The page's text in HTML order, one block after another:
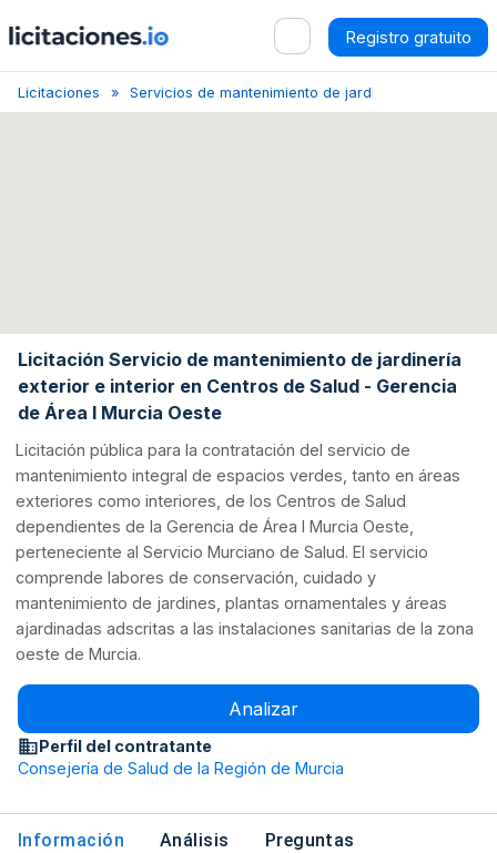
Registro gratuito
Licitaciones Servicios de mantenimiento de jardines y parques
Licitación Servicio de mantenimiento de jardinería
exterior e interior en Centros de Salud - Gerencia
de Área I Murcia Oeste
Licitación pública para la contratación del servicio de
mantenimiento integral de espacios verdes, tanto en áreas
exteriores como interiores, de los Centros de Salud
dependientes de la Gerencia de Área I Murcia Oeste,
perteneciente al Servicio Murciano de Salud. El servicio
comprende labores de conservación, cuidado y
mantenimiento de jardines, plantas ornamentales y áreas
ajardinadas adscritas a las instalaciones sanitarias de la zona
oeste de Murcia.
Analizar
Perfil del contratante
Consejería de Salud de la Región de Murcia
Información Análisis Preguntas